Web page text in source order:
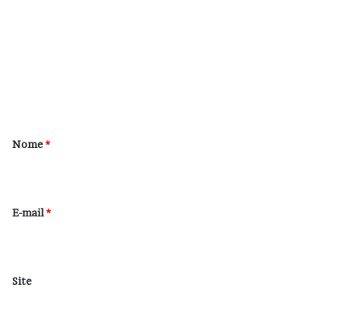
r
*
Nome*
E-mail*
Site